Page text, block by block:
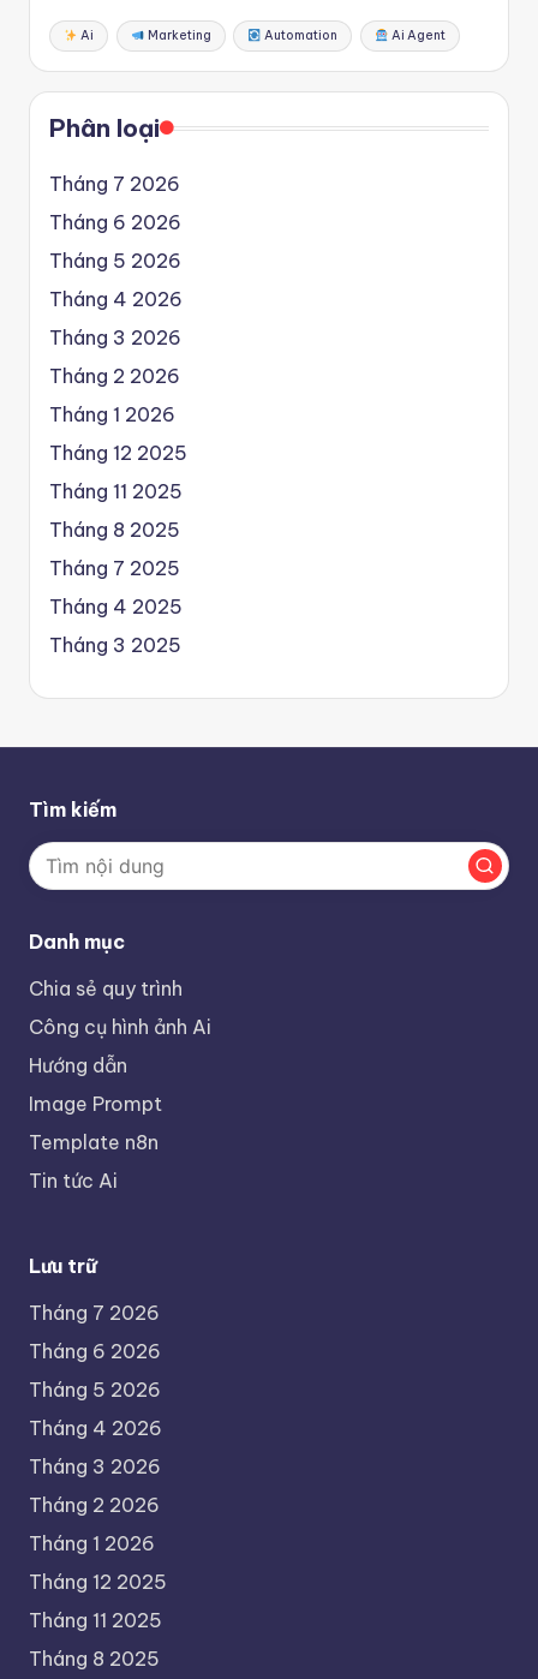
Ai Marketing Automation Ai Agent
Phân loại
Tháng 7 2026
Tháng 6 2026
Tháng 5 2026
Tháng 4 2026
Tháng 3 2026
Tháng 2 2026
Tháng 1 2026
Tháng 12 2025
Tháng 11 2025
Tháng 8 2025
Tháng 7 2025
Tháng 4 2025
Tháng 3 2025
Tìm kiếm
Danh mục
Chia sẻ quy trình
Công cụ hình ảnh Ai
Hướng dẫn
Image Prompt
Template n8n
Tin tức Ai
Lưu trữ
Tháng 7 2026
Tháng 6 2026
Tháng 5 2026
Tháng 4 2026
Tháng 3 2026
Tháng 2 2026
Tháng 1 2026
Tháng 12 2025
Tháng 11 2025
Tháng 8 2025